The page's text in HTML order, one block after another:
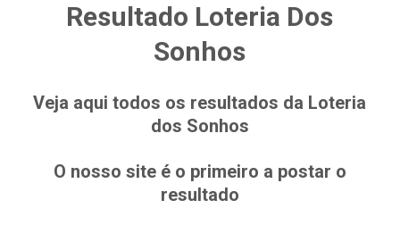
Resultado Loteria Dos
Sonhos
Veja aqui todos os resultados da Loteria
dos Sonhos
O nosso site é o primeiro a postar o
resultado